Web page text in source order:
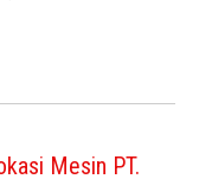
Mesin PT.